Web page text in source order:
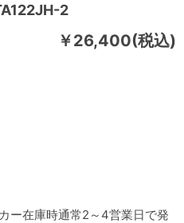
2
￥26,400(税込)
ー在庫時通常2～4営業日で発